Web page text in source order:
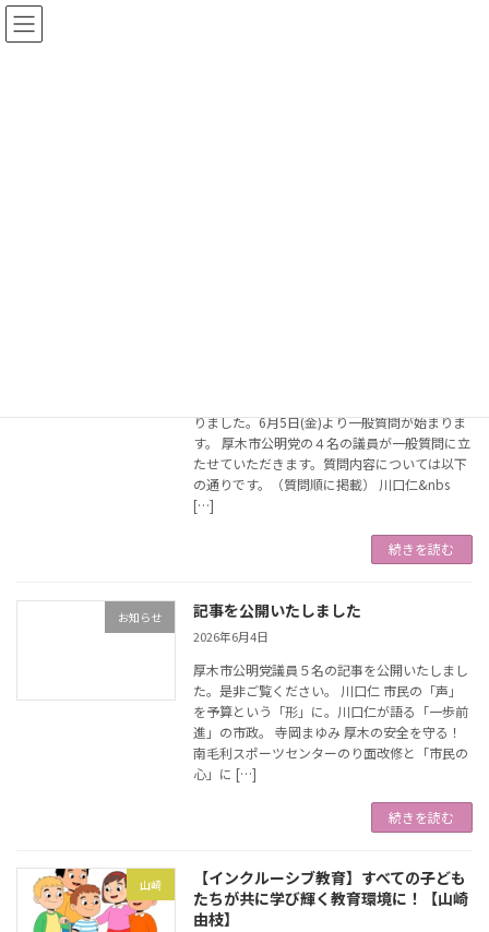
コ
ン
ナ
ビ
りました。6月5日(金)より一般質問が始まりま
す。 厚木市公明党の４名の議員が一般質問に立
たせていただきます。質問内容については以下
の通りです。（質問順に掲載） 川口仁&nbs
[…]
続きを読む
お知らせ 記事を公開いたしました
2026年6月4日
厚木市公明党議員５名の記事を公開いたしまし
た。是非ご覧ください。 川口仁 市民の「声」
を予算という「形」に。川口仁が語る「一歩前
進」の市政。 寺岡まゆみ 厚木の安全を守る！
南毛利スポーツセンターのり面改修と「市民の
心」に […]
続きを読む
山崎
【インクルーシブ教育】すべての子ども
たちが共に学び輝く教育環境に！【山崎
由枝】